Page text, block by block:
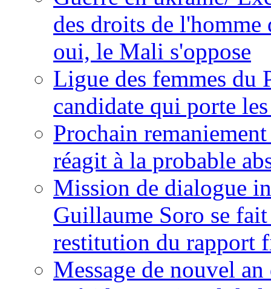
des droits de
oui, le Mali s'oppose
Ligue des femmes du
candidate qui porte
Prochain
réagit à la probable
Mission de dialogue
Guillaume Soro se
restitution du rapport
Message de nouvel